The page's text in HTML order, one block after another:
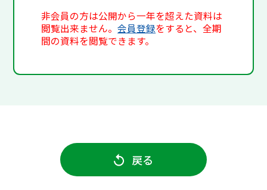
非会員の方は公開から一年を超えた資料は
閲覧出来ません。会員登録をすると、全期
間の資料を閲覧できます。
戻る